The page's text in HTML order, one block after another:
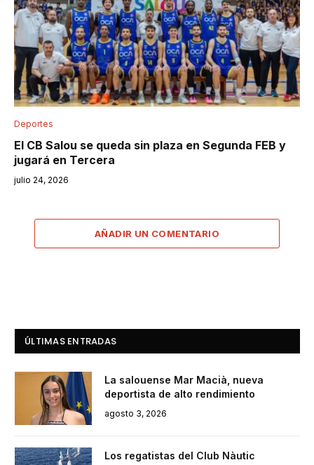
Deportes
El CB Salou se queda sin plaza en Segunda FEB y
jugará en Tercera
julio 24, 2026
AÑADIR UN COMENTARIO
ÚLTIMAS ENTRADAS
La salouense Mar Macià, nueva
deportista de alto rendimiento
agosto 3, 2026
Los regatistas del Club Nàutic